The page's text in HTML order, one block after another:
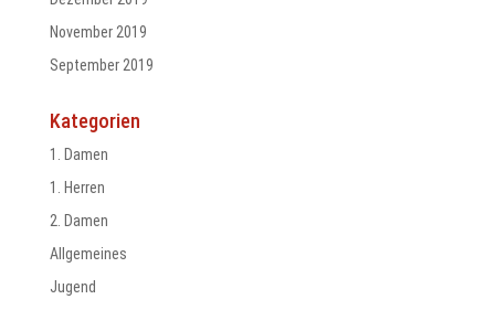
November 2019
September 2019
Kategorien
1. Damen
1. Herren
2. Damen
Allgemeines
Jugend